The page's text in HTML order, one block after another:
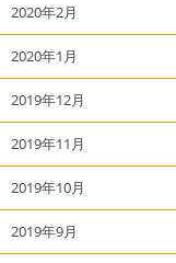
2020年2月
2020年1月
2019年12月
2019年11月
2019年10月
2019年9月